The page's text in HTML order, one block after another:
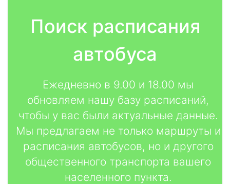
Поиск расписания
автобуса
Ежедневно в 9.00 и 18.00 мы
обновляем нашу базу расписаний,
чтобы у вас были актуальные данные.
Мы предлагаем не только маршруты и
расписания автобусов, но и другого
общественного транспорта вашего
населенного пункта.